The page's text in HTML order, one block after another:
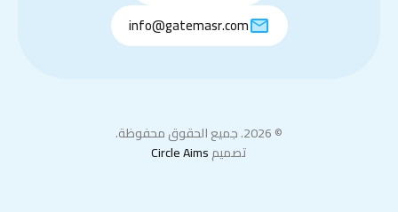
info@gatemasr.com
© 2026. جميع الحقوق محفوظة.
تصميمCircle Aims